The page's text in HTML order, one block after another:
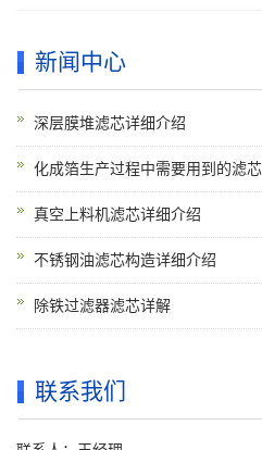
新闻中心
深层膜堆滤芯详细介绍
化成箔生产过程中需要用到的滤芯
真空上料机滤芯详细介绍
不锈钢油滤芯构造详细介绍
除铁过滤器滤芯详解
联系我们